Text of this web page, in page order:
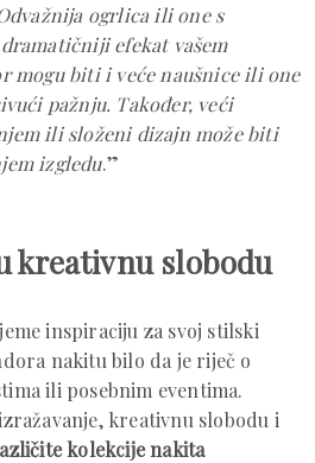
ogrlica ili one s
efekat vašem
mogu biti i veće naušnice ili one
pažnju. Također, veći
ili složeni dizajn može biti
izgledu.”
kreativnu slobodu
inspiraciju za svoj stilski
nakitu bilo da je riječ o
ili posebnim eventima.
kreativnu slobodu i
kolekcije nakita